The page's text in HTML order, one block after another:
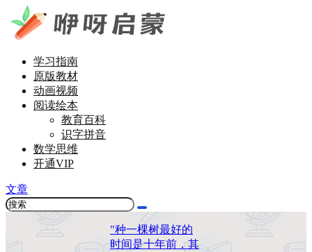
学习指南
原版教材
动画视频
阅读绘本
教育百科
识字拼音
数学思维
开通VIP
文章
"种一棵树最好的
时间是十年前，其